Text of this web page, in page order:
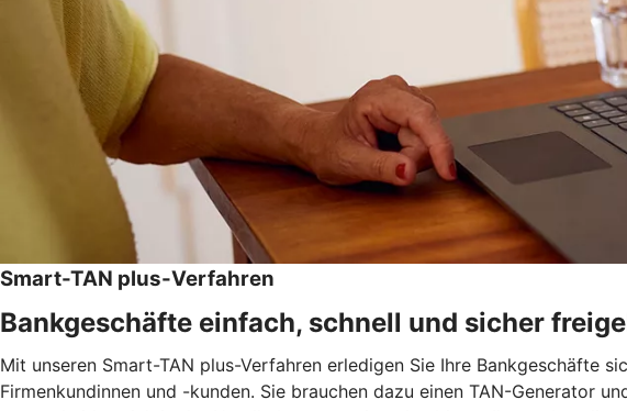
Smart-TAN plus-Verfahren
Bankgeschäfte einfach, schnell und sicher
Mit unseren Smart-TAN plus-Verfahren erledigen Sie Ihre Bankgeschäfte
Firmenkundinnen und -kunden. Sie brauchen dazu einen TAN-Generator